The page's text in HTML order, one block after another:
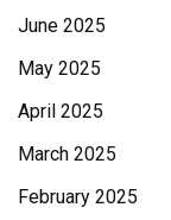
June 2025
May 2025
April 2025
March 2025
February 2025